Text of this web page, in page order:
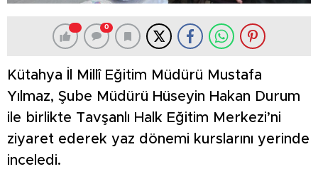
0
Kütahya İl Millî Eğitim Müdürü Mustafa
Yılmaz, Şube Müdürü Hüseyin Hakan Durum
ile birlikte Tavşanlı Halk Eğitim Merkezi’ni
ziyaret ederek yaz dönemi kurslarını yerinde
inceledi.